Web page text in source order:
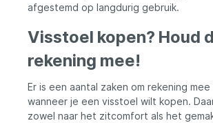
afgestemd op langdurig gebruik.
Visstoel kopen? Houd
rekening mee!
Er is een aantal zaken om rekening
wanneer je een visstoel wilt kopen.
zowel naar het zitcomfort als het